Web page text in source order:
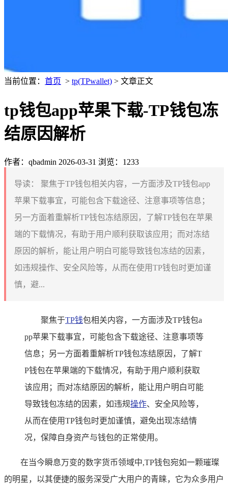
当前位置： 首页 > tp(TPwallet) > 文章正文
tp钱包app苹果下载-TP钱包冻
结原因解析
作者：qbadmin 2026-03-31 浏览：1233
导读：
聚焦于TP钱包相关内容，一方面涉及TP钱包app
苹果下载事宜，可能包含下载途径、注意事项等信息；
另一方面着重解析TP钱包冻结原因，了解TP钱包在苹果
端的下载情况，有助于用户顺利获取该应用；而对冻结
原因的解析，能让用户明白可能导致钱包冻结的因素，
如违规操作、安全风险等，从而在使用TP钱包时更加谨
慎，避...
聚焦于TP钱包相关内容，一方面涉及TP钱包a
pp苹果下载事宜，可能包含下载途径、注意事项等
信息；另一方面着重解析TP钱包冻结原因，了解T
P钱包在苹果端的下载情况，有助于用户顺利获取
该应用；而对冻结原因的解析，能让用户明白可能
导致钱包冻结的因素，如违规操作、安全风险等，
从而在使用TP钱包时更加谨慎，避免出现冻结情
况，保障自身资产与钱包的正常使用。
在当今瞬息万变的数字货币领域中,TP钱包宛如一颗璀璨
的明星，以其便捷的服务深受广大用户的青睐，它为众多用户